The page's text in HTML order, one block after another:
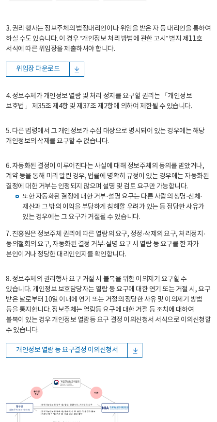
3. 권리 행사는 정보주체의 법정대리인이나 위임을 받은 자 등 대리인을 통하여
하실 수도 있습니다. 이 경우 “개인정보 처리 방법에 관한 고시” 별지 제11호
서식에 따른 위임장을 제출하셔야 합니다.
위임장 다운로드
4. 정보주체가 개인정보 열람 및 처리 정지를 요구할 권리는 「개인정보
보호법」 제35조 제4항 및 제37조 제2항에 의하여 제한될 수 있습니다.
5. 다른 법령에서 그 개인정보가 수집 대상으로 명시되어 있는 경우에는 해당
개인정보의 삭제를 요구할 수 없습니다.
6. 자동화된 결정이 이루어진다는 사실에 대해 정보주체의 동의를 받았거나,
계약 등을 통해 미리 알린 경우, 법률에 명확히 규정이 있는 경우에는 자동화된
결정에 대한 거부는 인정되지 않으며 설명 및 검토 요구만 가능합니다.
또한 자동화된 결정에 대한 거부·설명 요구는 다른 사람의 생명·신체·
재산과 그 밖의 이익을 부당하게 침해할 우려가 있는 등 정당한 사유가
있는 경우에는 그 요구가 거절될 수 있습니다.
7. 진흥원은 정보주체 권리에 따른 열람의 요구, 정정·삭제의 요구, 처리정지·
동의철회의 요구, 자동화된 결정 거부·설명 요구 시 열람 등 요구를 한 자가
본인이거나 정당한 대리인인지를 확인합니다.
8. 정보주체의 권리행사 요구 거절 시 불복을 위한 이의제기 요구할 수
있습니다. 개인정보 보호담당자는 열람 등 요구에 대한 연기 또는 거절 시, 요구
받은 날로부터 10일 이내에 연기 또는 거절의 정당한 사유 및 이의제기 방법
등을 통지합니다. 정보주체는 열람등 요구에 대한 거절 등 조치에 대하여
불복이 있는 경우 개인정보 열람등 요구 결정 이의신청서 서식으로 이의신청할
수 있습니다.
개인정보 열람 등 요구결정 이의신청서